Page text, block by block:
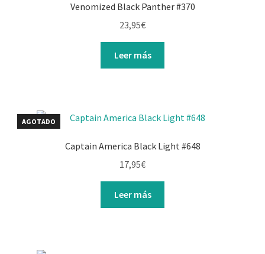
Venomized Black Panther #370
23,95€
Leer más
AGOTADO
Captain America Black Light #648
17,95€
Leer más